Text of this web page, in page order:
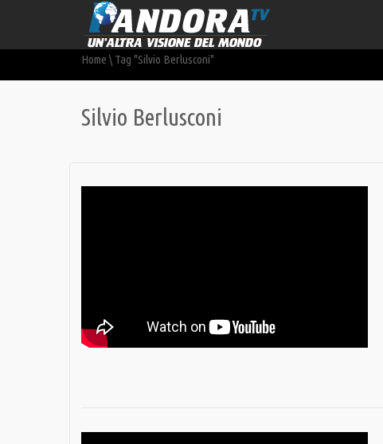
Home \ Tag "Silvio Berlusconi"
Silvio Berlusconi